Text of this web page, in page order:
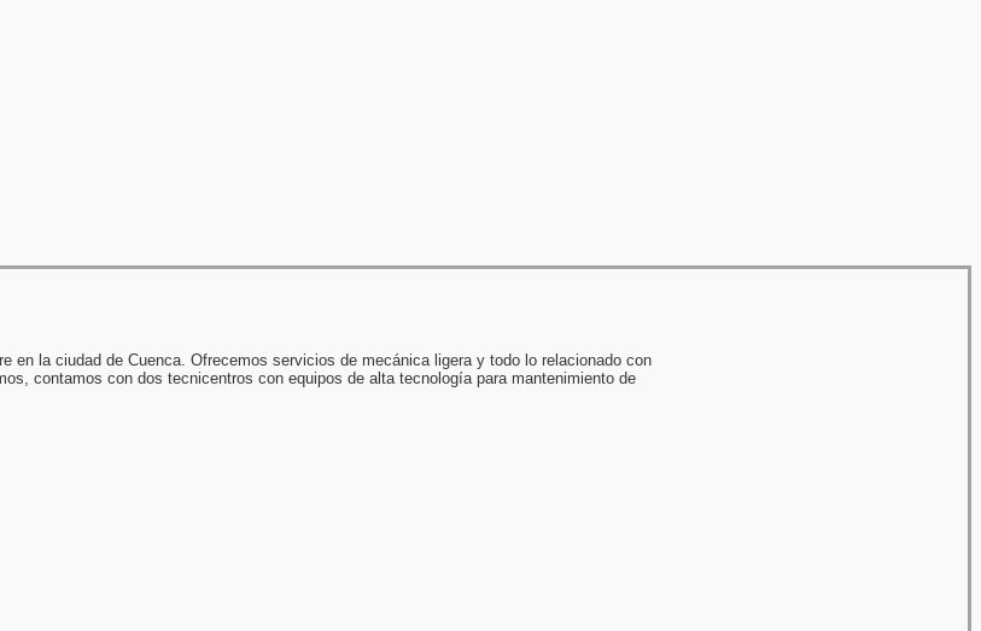
en la ciudad de Cuenca. Ofrecemos servicios de mecánica ligera y todo lo relacionado con
contamos con dos tecnicentros con equipos de alta tecnología para mantenimiento de